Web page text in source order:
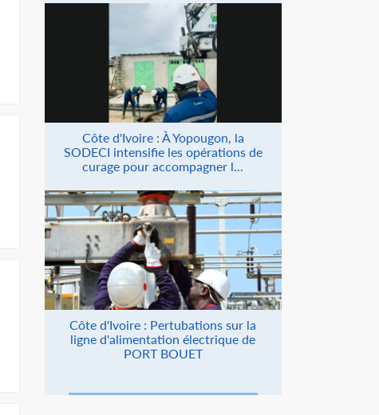
Côte d'Ivoire : À Yopougon, la
SODECI intensifie les opérations de
curage pour accompagner l...
Côte d'Ivoire : Pertubations sur la
ligne d'alimentation électrique de
PORT BOUET